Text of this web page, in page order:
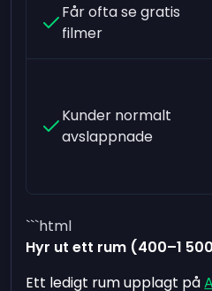
Får ofta se gratis
filmer
Kunder normalt
avslappnade
```html
Hyr ut ett rum (400–1
Ett ledigt rum upplagt på